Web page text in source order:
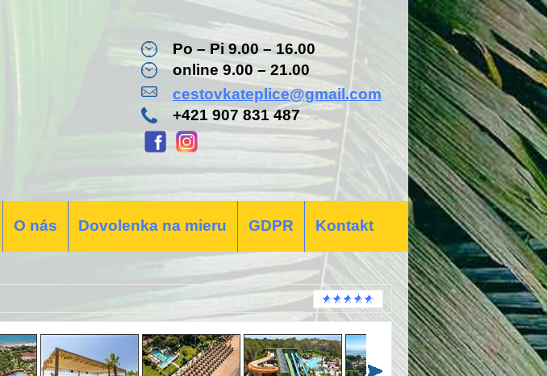
Po – Pi 9.00 – 16.00
online 9.00 – 21.00
cestovkateplice@gmail.com
+421 907 831 487
O nás Dovolenka na mieru GDPR Kontakt